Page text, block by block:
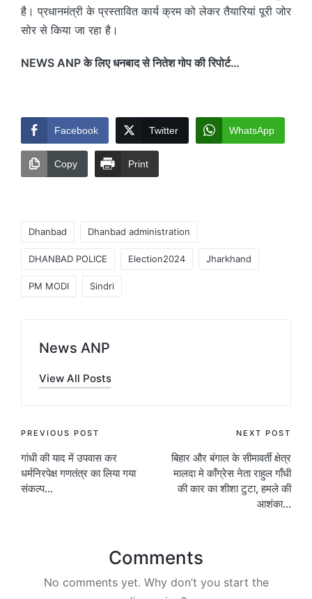
है। प्रधानमंत्री के प्रस्तावित कार्य क्रम को लेकर तैयारियां पूरी जोर
सोर से किया जा रहा है।
NEWS ANP के लिए धनबाद से नितेश गोप की रिपोर्ट…
Facebook Twitter WhatsApp
Copy Print
Dhanbad Dhanbad administration
DHANBAD POLICE Election2024 Jharkhand
PM MODI Sindri
News ANP
View All Posts
Post
navigation
PREVIOUS POST
गांधी की याद में उपवास कर
धर्मनिरपेक्ष गणतंत्र का लिया गया
संकल्प…
NEXT POST
बिहार और बंगाल के सीमावर्ती क्षेत्र
मालदा मे कॉंग्रेस नेता राहुल गाँधी
की कार का शीशा टुटा, हमले की
आशंका…
Comments
No comments yet. Why don’t you start the